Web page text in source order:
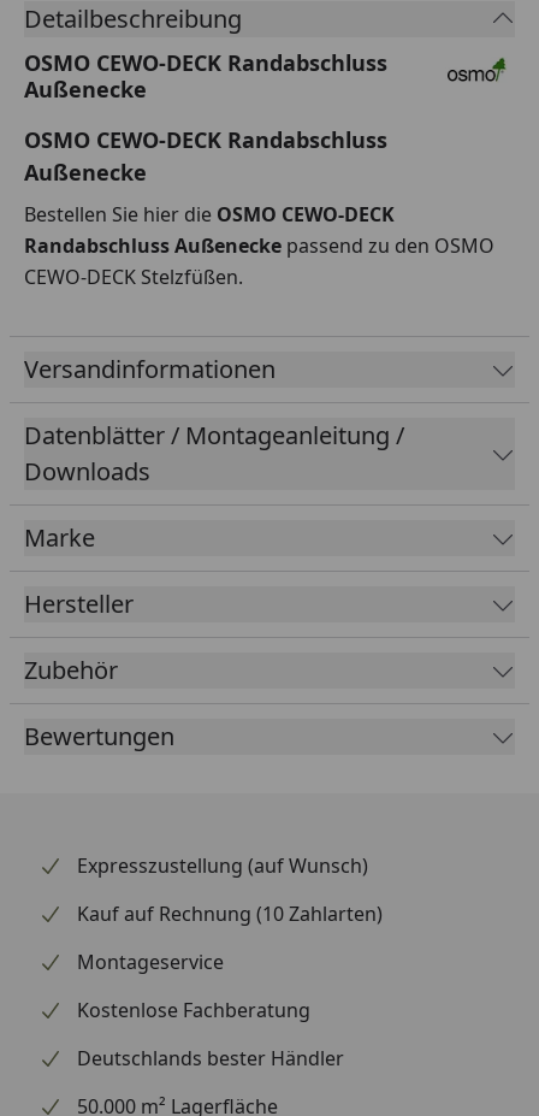
Detailbeschreibung
OSMO CEWO-DECK Randabschluss
Außenecke
OSMO CEWO-DECK Randabschluss
Außenecke
Bestellen Sie hier die OSMO CEWO-DECK
Randabschluss Außenecke passend zu den OSMO
CEWO-DECK Stelzfüßen.
Versandinformationen
Datenblätter / Montageanleitung /
Downloads
Marke
Hersteller
Zubehör
Bewertungen
Expresszustellung (auf Wunsch)
Kauf auf Rechnung (10 Zahlarten)
Montageservice
Kostenlose Fachberatung
Deutschlands bester Händler
50.000 m² Lagerfläche